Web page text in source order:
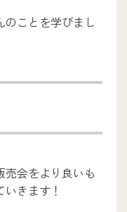
のことを学びまし
売会をより良いも
きます！